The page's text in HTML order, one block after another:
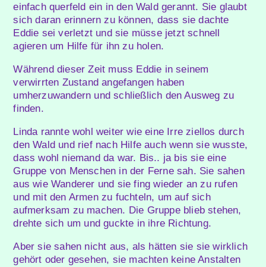
einfach querfeld ein in den Wald gerannt. Sie glaubt
sich daran erinnern zu können, dass sie dachte
Eddie sei verletzt und sie müsse jetzt schnell
agieren um Hilfe für ihn zu holen.
Während dieser Zeit muss Eddie in seinem
verwirrten Zustand angefangen haben
umherzuwandern und schließlich den Ausweg zu
finden.
Linda rannte wohl weiter wie eine Irre ziellos durch
den Wald und rief nach Hilfe auch wenn sie wusste,
dass wohl niemand da war. Bis.. ja bis sie eine
Gruppe von Menschen in der Ferne sah. Sie sahen
aus wie Wanderer und sie fing wieder an zu rufen
und mit den Armen zu fuchteln, um auf sich
aufmerksam zu machen. Die Gruppe blieb stehen,
drehte sich um und guckte in ihre Richtung.
Aber sie sahen nicht aus, als hätten sie sie wirklich
gehört oder gesehen, sie machten keine Anstalten